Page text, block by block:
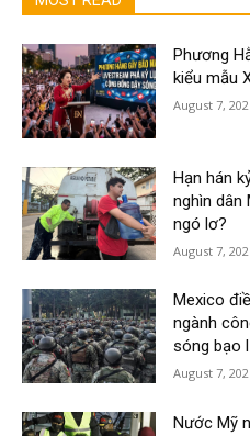
Phương
kiểu mẫu
August 7,
Hạn hán
nghìn dân
ngó lơ?
August 7,
Mexico
ngành
sóng bạo
August 7,
Nước Mỹ